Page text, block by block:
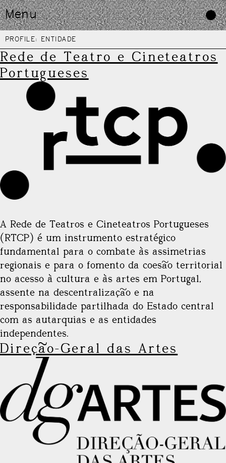
Skip
to
content
Menu
PROFILE: ENTIDADE
Rede de Teatro e Cineteatros
Portugueses
A Rede de Teatros e Cineteatros Portugueses
(RTCP) é um instrumento estratégico
fundamental para o combate às assimetrias
regionais e para o fomento da coesão territorial
no acesso à cultura e às artes em Portugal,
assente na descentralização e na
responsabilidade partilhada do Estado central
com as autarquias e as entidades
independentes.
Direção-Geral das Artes